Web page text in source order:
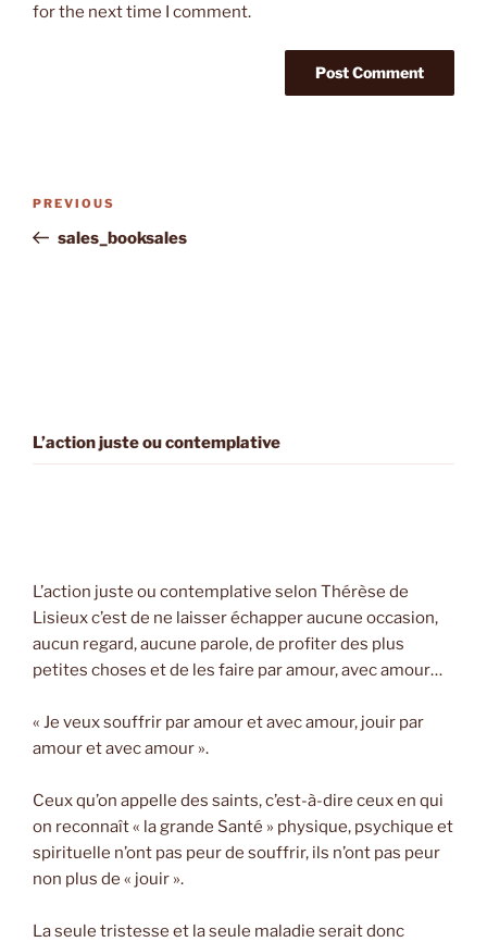
for the next time I comment.
Previous
Post
PREVIOUS
sales_booksales
L’action juste ou contemplative
L’action juste ou contemplative selon Thérèse de
Lisieux c’est de ne laisser échapper aucune occasion,
aucun regard, aucune parole, de profiter des plus
petites choses et de les faire par amour, avec amour…
« Je veux souffrir par amour et avec amour, jouir par
amour et avec amour ».
Ceux qu’on appelle des saints, c’est-à-dire ceux en qui
on reconnaît « la grande Santé » physique, psychique et
spirituelle n’ont pas peur de souffrir, ils n’ont pas peur
non plus de « jouir ».
La seule tristesse et la seule maladie serait donc